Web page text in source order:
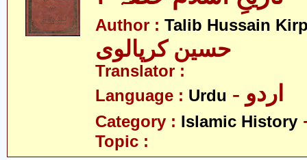
Author : Talib Hussain
حسین کرپالوی
Translator :
Language : Urdu - اردو
Category : Islamic History
Topic :